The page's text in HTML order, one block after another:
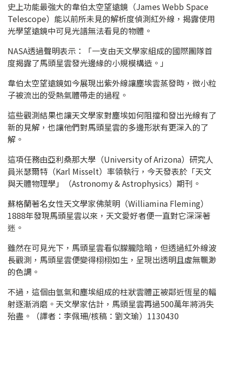
史上功能最強大的韋伯太空望遠鏡（James Webb Space
Telescope）能以前所未見的解析度偵測紅外線，揭露使用
光學望遠鏡中可見光譜無法看見的物體。
NASA透過聲明表示：「一支由天文學家組成的國際團隊首
度揭露了馬頭星雲發光邊緣的小規模構造。」
韋伯太空望遠鏡如今展現出紫外線讓塵埃雲蒸發時，微小粒
子被流出的受熱氣體帶走的過程。
這些觀測結果也讓天文學家對塵埃如何阻擋和發出光線有了
新的見解，也讓他們對馬頭星雲的多邊形狀有更深入的了
解。
這項任務由亞利桑那大學（University of Arizona）研究人
員米瑟爾特（Karl Misselt）率領執行，今天發表於「天文
與天體物理學」（Astronomy & Astrophysics）期刊。
蘇格蘭著名女性天文學家佛萊明（Williamina Fleming）
1888年發現馬頭星雲以來，天文愛好者便一直對它深深著
迷。
雖然在可見光下，馬頭星雲看似朦朧陰暗，但透過紅外線波
長觀測，馬頭星雲便變得栩栩如生，呈現出透明且虛無飄渺
的色調。
不過，這個由氫氣和塵埃組成的柱狀雲體正被鄰近恆星的輻
射逐漸消磨。天文學家估計，馬頭星雲再過500萬年將消失
殆盡。（譯者：李佩珊/核稿：劉文瑜）1130430